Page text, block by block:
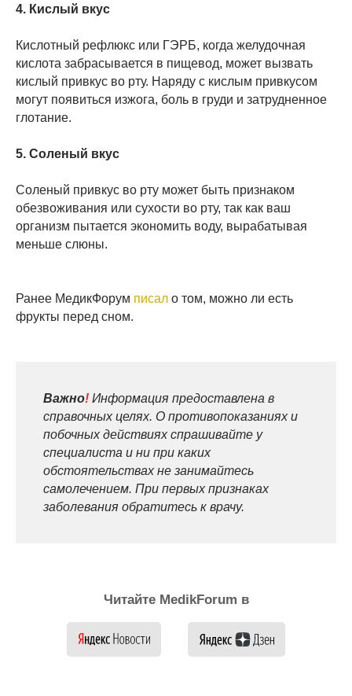
4. Кислый вкус
Кислотный рефлюкс или ГЭРБ, когда желудочная
кислота забрасывается в пищевод, может вызвать
кислый привкус во рту. Наряду с кислым привкусом
могут появиться изжога, боль в груди и затрудненное
глотание.
5. Соленый вкус
Соленый привкус во рту может быть признаком
обезвоживания или сухости во рту, так как ваш
организм пытается экономить воду, вырабатывая
меньше слюны.
Ранее МедикФорум писал о том, можно ли есть
фрукты перед сном.
Важно! Информация предоставлена в
справочных целях. О противопоказаниях и
побочных действиях спрашивайте у
специалиста и ни при каких
обстоятельствах не занимайтесь
самолечением. При первых признаках
заболевания обратитесь к врачу.
Читайте MedikForum в